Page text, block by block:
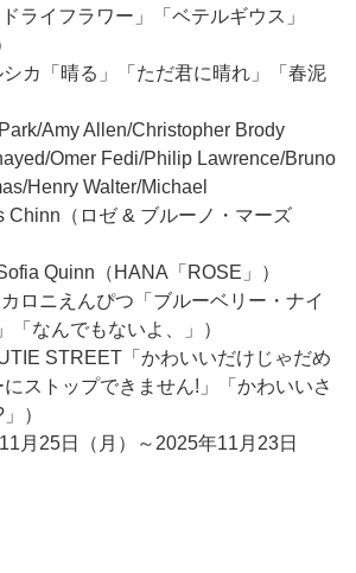
ライフラワー」「ベテルギウス」
カ「晴る」「ただ君に晴れ」「春泥
Amy Allen/Christopher Brody
Omer Fedi/Philip Lawrence/Bruno
Henry Walter/Michael
Chinn（ロゼ & ブルーノ・マーズ
Quinn（HANA「ROSE」）
ロニえんぴつ「ブルーベリー・ナイ
「なんでもないよ、」）
STREET「かわいいだけじゃだめ
ストップできません!」「かわいいさ
）
月25日（月）～2025年11月23日